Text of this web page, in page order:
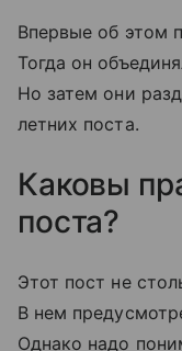
Впервые об этом
Тогда он
Но затем они
летних поста.
Каковы
поста?
Этот пост не
В нем
Однако надо